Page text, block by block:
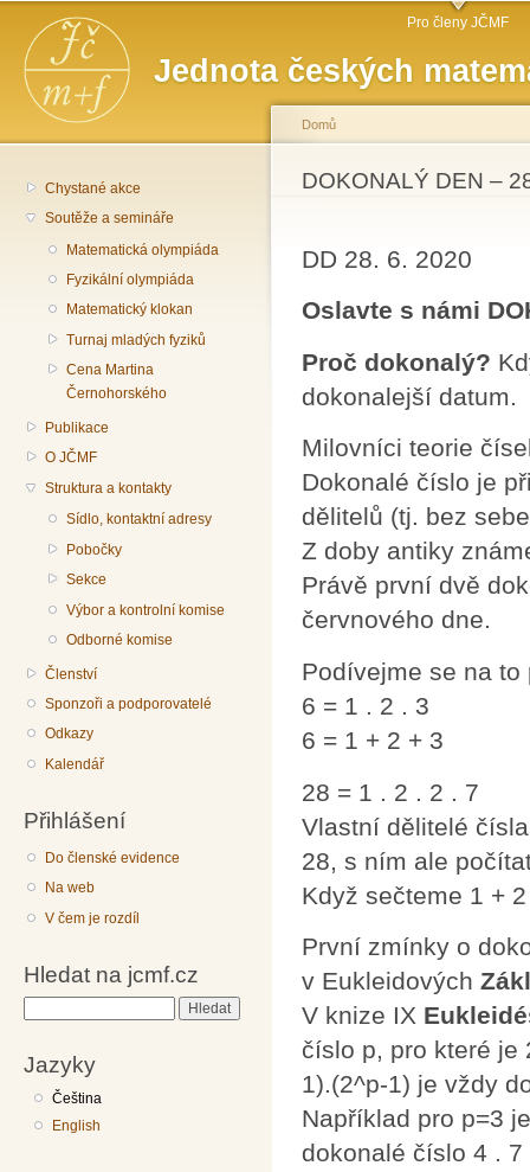
Jednota českých
Hlavní menu Pro členy JČMF
Chystané akce
Soutěže a semináře
Matematická olympiáda
Fyzikální olympiáda
Matematický klokan
Turnaj mladých fyziků
Cena Martina
Černohorského
Publikace
O JČMF
Struktura a kontakty
Sídlo, kontaktní adresy
Pobočky
Sekce
Výbor a kontrolní komise
Odborné komise
Členství
Sponzoři a podporovatelé
Odkazy
Kalendář
Přihlášení
Do členské evidence
Na web
V čem je rozdíl
Hledat na jcmf.cz
Jazyky
Čeština
English
Jste zde
Domů
DOKONALÝ DEN –
DD 28. 6. 2020
Oslavte s námi
Proč dokonalý?
dokonalejší datum.
Milovníci teorie
Dokonalé číslo je
dělitelů (tj. bez
Z doby antiky
Právě první dvě
červnového dne.
Podívejme se na to
6 = 1 . 2 . 3
6 = 1 + 2 + 3
28 = 1 . 2 . 2 . 7
Vlastní dělitelé
28, s ním ale
Když sečteme 1 +
První zmínky o
v Eukleidových
V knize IX
číslo p, pro které je
1).(2^p-1) je vždy
Například pro p=3
dokonalé číslo 4 . 7